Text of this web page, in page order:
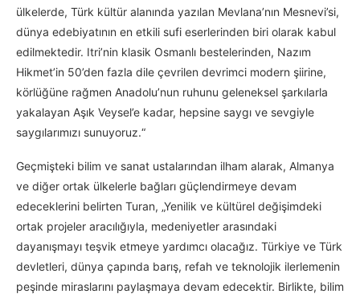
ülkelerde, Türk kültür alanında yazılan Mevlana’nın Mesnevi’si,
dünya edebiyatının en etkili sufi eserlerinden biri olarak kabul
edilmektedir. Itri’nin klasik Osmanlı bestelerinden, Nazım
Hikmet’in 50’den fazla dile çevrilen devrimci modern şiirine,
körlüğüne rağmen Anadolu’nun ruhunu geleneksel şarkılarla
yakalayan Aşık Veysel’e kadar, hepsine saygı ve sevgiyle
saygılarımızı sunuyoruz.“
Geçmişteki bilim ve sanat ustalarından ilham alarak, Almanya
ve diğer ortak ülkelerle bağları güçlendirmeye devam
edeceklerini belirten Turan, „Yenilik ve kültürel değişimdeki
ortak projeler aracılığıyla, medeniyetler arasındaki
dayanışmayı teşvik etmeye yardımcı olacağız. Türkiye ve Türk
devletleri, dünya çapında barış, refah ve teknolojik ilerlemenin
peşinde miraslarını paylaşmaya devam edecektir. Birlikte, bilim